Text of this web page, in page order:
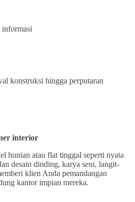
informasi
konstruksi hingga perputaran
interior
hunian atau flat tinggal seperti nyata
desain dinding, karya seni, langit-
klien Anda pemandangan
kantor impian mereka.